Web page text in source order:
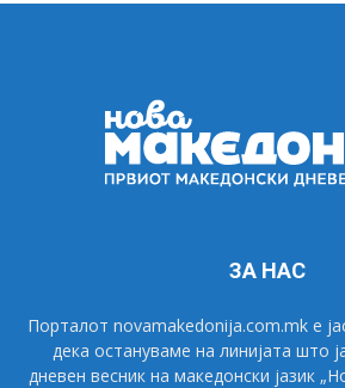
ЗА НАС
Порталот novamakedonija.com.mk е
дека остануваме на линијата што
дневен весник на македонски јазик